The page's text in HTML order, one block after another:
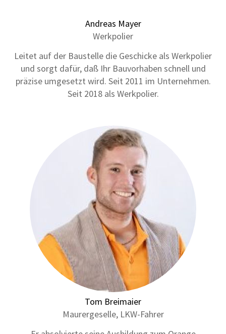
Andreas Mayer
Werkpolier
Leitet auf der Baustelle die Geschicke als Werkpolier
und sorgt dafür, daß Ihr Bauvorhaben schnell und
präzise umgesetzt wird. Seit 2011 im Unternehmen.
Seit 2018 als Werkpolier.
Tom Breimaier
Maurergeselle, LKW-Fahrer